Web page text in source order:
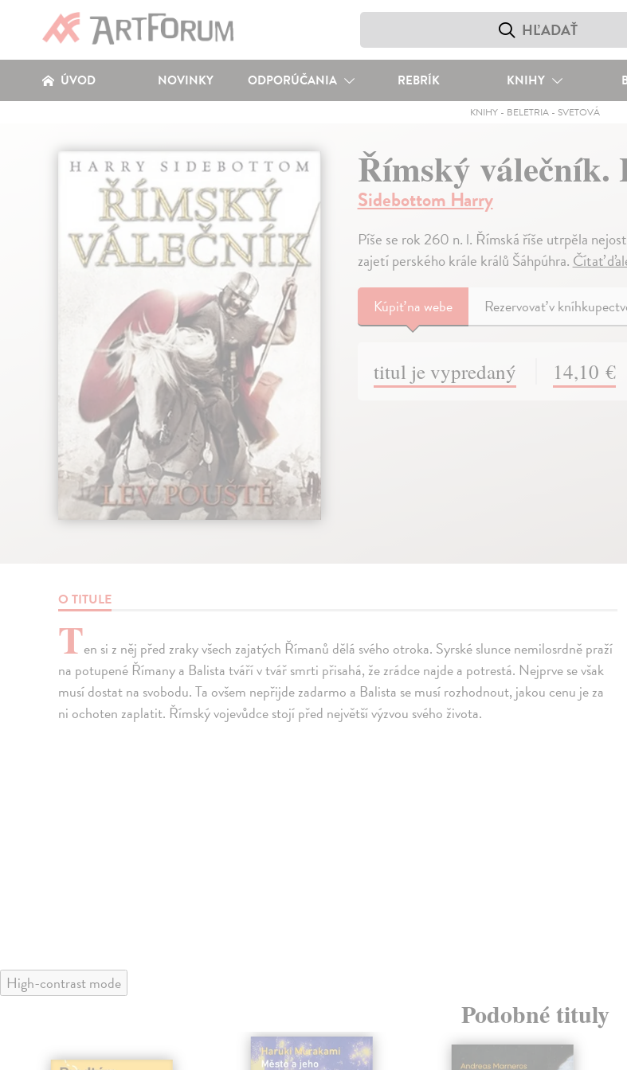
ÚVOD NOVINKY ODPORÚČANIA REBRÍK KNIHY
KNIHY - BELETRIA - SVETOVÁ
Římský válečník.
Sidebottom Harry
Píše se rok 260 n. l. Římská říše utrpěla
zajetí perského krále králů Šáhpúhra.Čítať
Kúpiťna webe Rezervovať v
titul je vypredaný 14,10 €
O TITULE
Ten si z něj před zraky všech zajatých Římanů dělá svého otroka. Syrské slunce nemilosrdně praží
na potupené Římany a Balista tváří v tvář smrti přisahá, že zrádce najde a potrestá. Nejprve se však
musí dostat na svobodu. Ta ovšem nepřijde zadarmo a Balista se musí rozhodnout, jakou cenu je za
ni ochoten zaplatit. Římský vojevůdce stojí před největší výzvou svého života.
High-contrast mode
Podobné tituly